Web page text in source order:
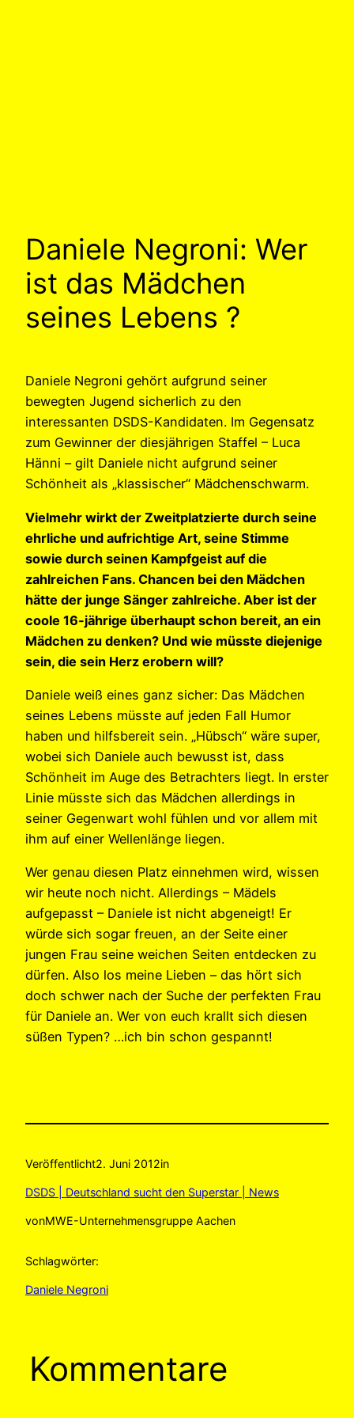
Daniele Negroni: Wer
ist das Mädchen
seines Lebens ?
Daniele Negroni gehört aufgrund seiner
bewegten Jugend sicherlich zu den
interessanten DSDS-Kandidaten. Im Gegensatz
zum Gewinner der diesjährigen Staffel – Luca
Hänni – gilt Daniele nicht aufgrund seiner
Schönheit als „klassischer“ Mädchenschwarm.
Vielmehr wirkt der Zweitplatzierte durch seine
ehrliche und aufrichtige Art, seine Stimme
sowie durch seinen Kampfgeist auf die
zahlreichen Fans. Chancen bei den Mädchen
hätte der junge Sänger zahlreiche. Aber ist der
coole 16-jährige überhaupt schon bereit, an ein
Mädchen zu denken? Und wie müsste diejenige
sein, die sein Herz erobern will?
Daniele weiß eines ganz sicher: Das Mädchen
seines Lebens müsste auf jeden Fall Humor
haben und hilfsbereit sein. „Hübsch“ wäre super,
wobei sich Daniele auch bewusst ist, dass
Schönheit im Auge des Betrachters liegt. In erster
Linie müsste sich das Mädchen allerdings in
seiner Gegenwart wohl fühlen und vor allem mit
ihm auf einer Wellenlänge liegen.
Wer genau diesen Platz einnehmen wird, wissen
wir heute noch nicht. Allerdings – Mädels
aufgepasst – Daniele ist nicht abgeneigt! Er
würde sich sogar freuen, an der Seite einer
jungen Frau seine weichen Seiten entdecken zu
dürfen. Also los meine Lieben – das hört sich
doch schwer nach der Suche der perfekten Frau
für Daniele an. Wer von euch krallt sich diesen
süßen Typen? …ich bin schon gespannt!
Veröffentlicht2. Juni 2012in
DSDS | Deutschland sucht den Superstar | News
vonMWE-Unternehmensgruppe Aachen
Schlagwörter:
Daniele Negroni
Kommentare